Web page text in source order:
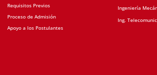
Requisitos Previos
Proceso de Admisión
Apoyo a los Postulantes
Ingeniería
Ing.